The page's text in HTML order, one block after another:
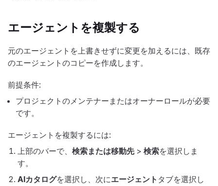
エージェントを複製する
元のエージェントを上書きせずに変更を加えるには、既存
のエージェントのコピーを作成します。
前提条件:
プロジェクトのメンテナーまたはオーナーロールが必要
です。
エージェントを複製するには:
上部のバーで、 検索または移動先> 検索を選択しま
す。
AIカタログを選択し、次にエージェント タブを選択し